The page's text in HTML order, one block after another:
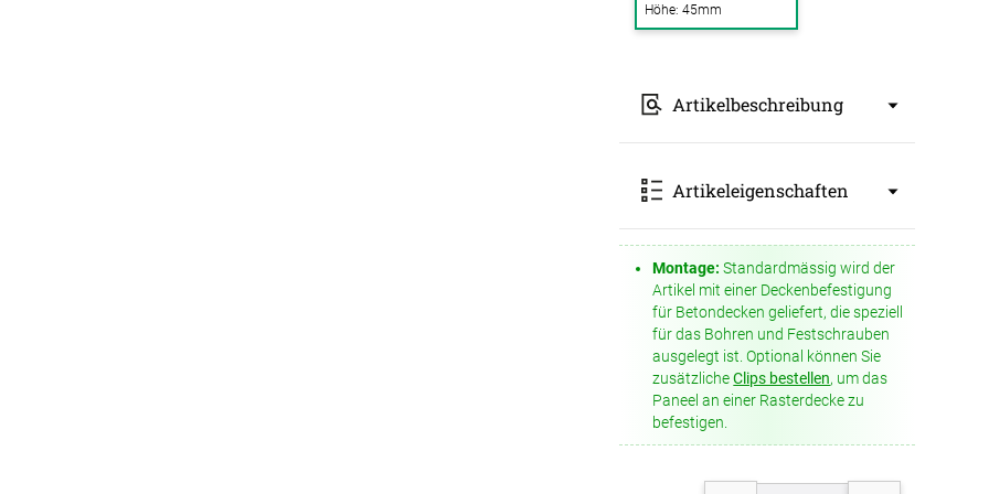
Höhe: 45mm
Artikelbeschreibung
Raumakustik mit hochwertiger
Abhängeset, erhältlich in 10
verschiedenen Farben, sodass es sich
mühelos in jede Raumgestaltung
integrieren lässt.
Hochwertige Komponenten:
Im Lieferumfang enthalten sind ein
Abhängeset zur Deckenmontage
sowie eine integrierte LED-
aus einem stranggepressten
Artikeleigenschaften
Art: Absorber
Höhe: 45mm
Farbbezeichnung: Blau 0331
Farbgruppe: blau
Materialart: Polyestervlies
Brandverhalten: B1 -schwer
entflammbar DIN 4102-1
aw-Wert: 1
Schallabsorptionsklasse: A
Montage: Standardmässig wird der
Artikel mit einer Deckenbefestigung
für Betondecken geliefert, die speziell
für das Bohren und Festschrauben
ausgelegt ist. Optional können Sie
zusätzlicheClips bestellen, um das
Paneel an einer Rasterdecke zu
befestigen.